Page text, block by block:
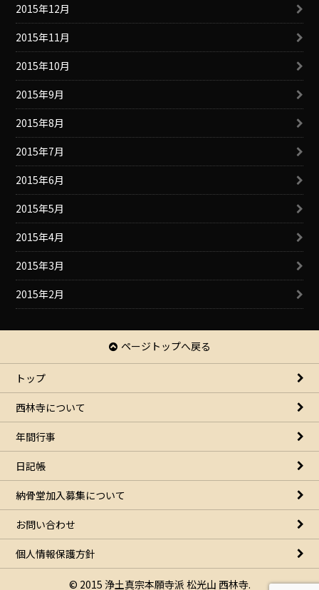
2015年12月
2015年11月
2015年10月
2015年9月
2015年8月
2015年7月
2015年6月
2015年5月
2015年4月
2015年3月
2015年2月
ページトップへ戻る
トップ
西林寺について
年間行事
日記帳
納骨堂加入募集について
お問い合わせ
個人情報保護方針
© 2015 浄土真宗本願寺派 松光山 西林寺.